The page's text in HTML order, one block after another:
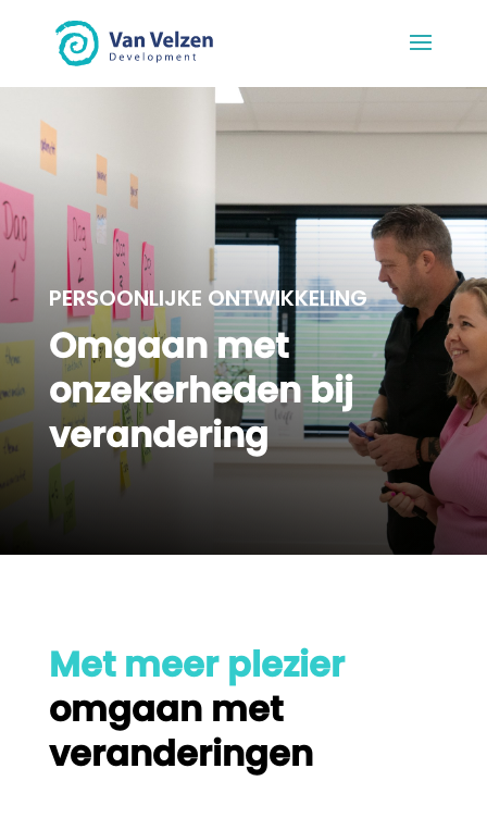
PERSOONLIJKE ONTWIKKELING
Omgaan met
onzekerheden bij
verandering
Met meer plezier
omgaan met
veranderingen